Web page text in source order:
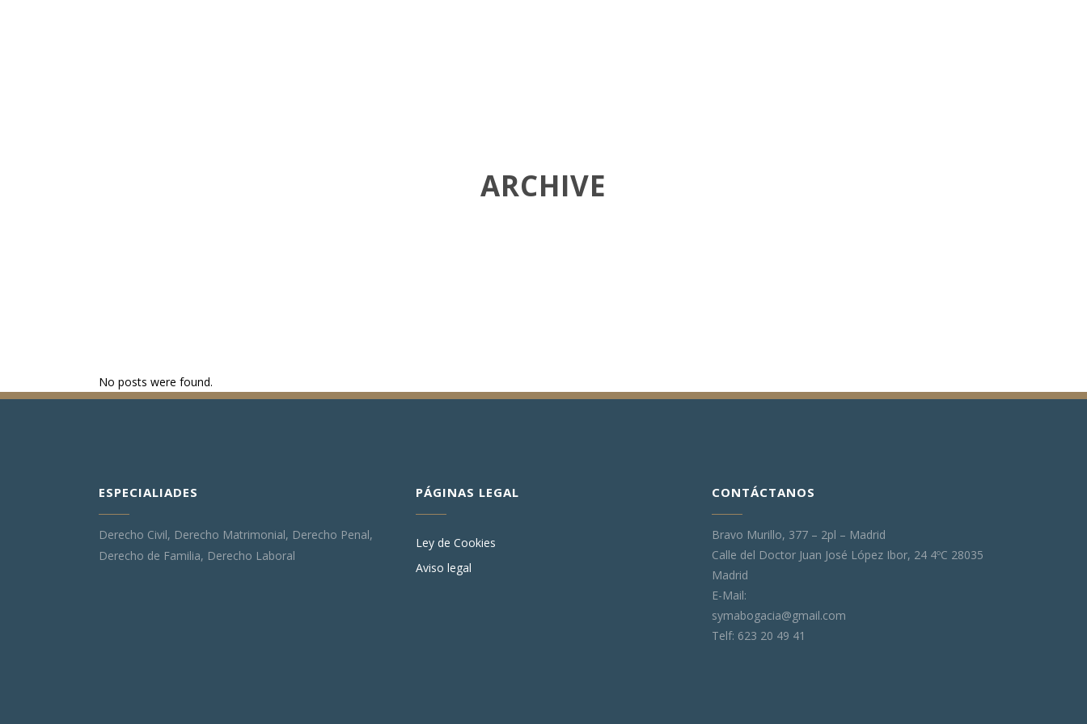
ARCHIVE
No posts were found.
ESPECIALIADES
Derecho Civil, Derecho Matrimonial, Derecho Penal,
Derecho de Familia, Derecho Laboral
PÁGINAS LEGAL
Ley de Cookies
Aviso legal
CONTÁCTANOS
Bravo Murillo, 377 – 2pl – Madrid
Calle del Doctor Juan José López Ibor, 24 4ºC 28035
Madrid
E-Mail:
symabogacia@gmail.com
Telf: 623 20 49 41